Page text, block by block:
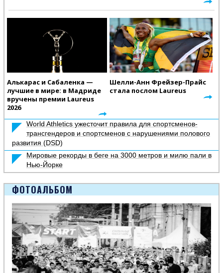
Алькарас и Сабаленка —
лучшие в мире: в Мадриде
вручены премии Laureus
2026
Шелли-Анн Фрейзер-Прайс
стала послом Laureus
World Athletics ужесточит правила для спортсменов-
трансгендеров и спортсменов с нарушениями полового
развития (DSD)
Мировые рекорды в беге на 3000 метров и милю пали в
Нью-Йорке
ФОТОАЛЬБОМ